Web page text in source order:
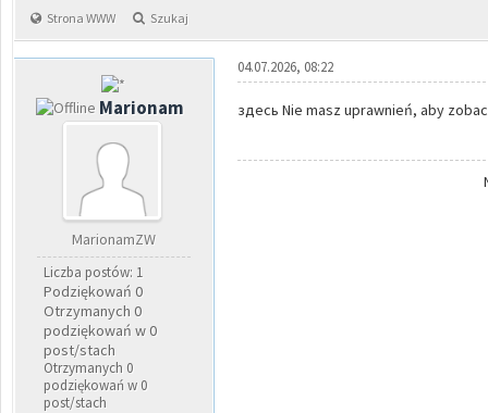
Strona WWW Szukaj
Marionam
MarionamZW
Liczba postów: 1
Podziękowań 0
Otrzymanych 0
podziękowań w 0
post/stach
Otrzymanych 0
podziękowań w 0
post/stach
04.07.2026, 08:22
здесь Nie masz uprawnień, aby